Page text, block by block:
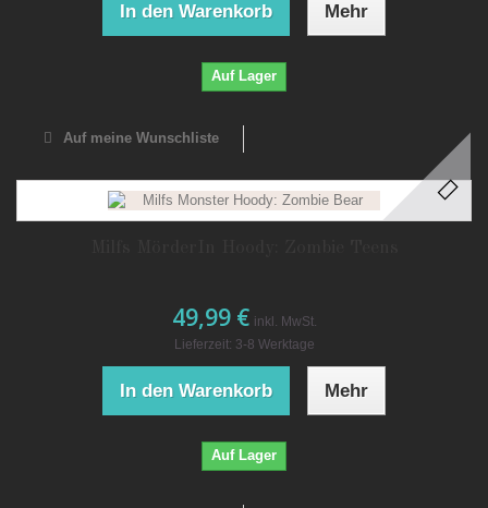
In den Warenkorb Mehr
Auf Lager
Auf meine Wunschliste
49,99 € inkl. MwSt.
Lieferzeit: 3-8 Werktage
In den Warenkorb Mehr
Auf Lager